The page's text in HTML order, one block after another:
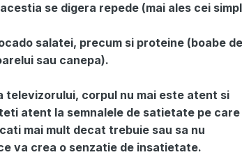
se digera repede (mai ales cei
salatei, precum si proteine (boabe de
sau canepa).
corpul nu mai este atent si
atent la semnalele de satietate pe care
mai mult decat trebuie sau sa nu
va crea o senzatie de insatietate.